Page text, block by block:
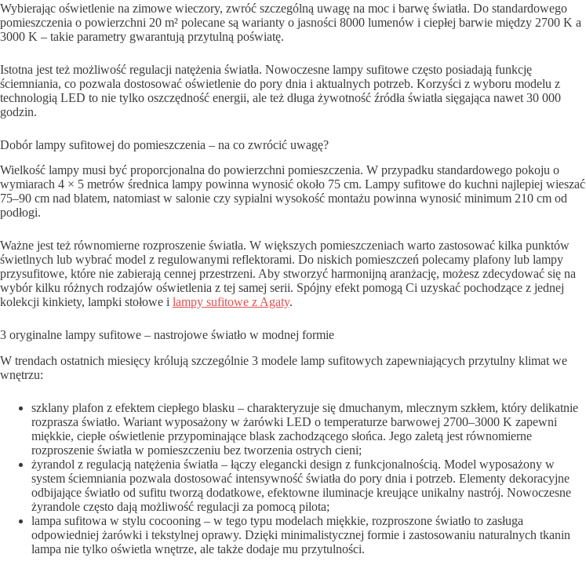
Wybierając oświetlenie na zimowe wieczory, zwróć szczególną uwagę na moc i barwę światła. Do standardowego
pomieszczenia o powierzchni 20 m² polecane są warianty o jasności 8000 lumenów i ciepłej barwie między 2700 K a
3000 K – takie parametry gwarantują przytulną poświatę.
Istotna jest też możliwość regulacji natężenia światła. Nowoczesne lampy sufitowe często posiadają funkcję
ściemniania, co pozwala dostosować oświetlenie do pory dnia i aktualnych potrzeb. Korzyści z wyboru modelu z
technologią LED to nie tylko oszczędność energii, ale też długa żywotność źródła światła sięgająca nawet 30 000
godzin.
Dobór lampy sufitowej do pomieszczenia – na co zwrócić uwagę?
Wielkość lampy musi być proporcjonalna do powierzchni pomieszczenia. W przypadku standardowego pokoju o
wymiarach 4 × 5 metrów średnica lampy powinna wynosić około 75 cm. Lampy sufitowe do kuchni najlepiej wieszać
75–90 cm nad blatem, natomiast w salonie czy sypialni wysokość montażu powinna wynosić minimum 210 cm od
podłogi.
Ważne jest też równomierne rozproszenie światła. W większych pomieszczeniach warto zastosować kilka punktów
świetlnych lub wybrać model z regulowanymi reflektorami. Do niskich pomieszczeń polecamy plafony lub lampy
przysufitowe, które nie zabierają cennej przestrzeni. Aby stworzyć harmonijną aranżację, możesz zdecydować się na
wybór kilku różnych rodzajów oświetlenia z tej samej serii. Spójny efekt pomogą Ci uzyskać pochodzące z jednej
kolekcji kinkiety, lampki stołowe i lampy sufitowe z Agaty.
3 oryginalne lampy sufitowe – nastrojowe światło w modnej formie
W trendach ostatnich miesięcy królują szczególnie 3 modele lamp sufitowych zapewniających przytulny klimat we
wnętrzu:
szklany plafon z efektem ciepłego blasku – charakteryzuje się dmuchanym, mlecznym szkłem, który delikatnie
rozprasza światło. Wariant wyposażony w żarówki LED o temperaturze barwowej 2700–3000 K zapewni
miękkie, ciepłe oświetlenie przypominające blask zachodzącego słońca. Jego zaletą jest równomierne
rozproszenie światła w pomieszczeniu bez tworzenia ostrych cieni;
żyrandol z regulacją natężenia światła – łączy elegancki design z funkcjonalnością. Model wyposażony w
system ściemniania pozwala dostosować intensywność światła do pory dnia i potrzeb. Elementy dekoracyjne
odbijające światło od sufitu tworzą dodatkowe, efektowne iluminacje kreujące unikalny nastrój. Nowoczesne
żyrandole często dają możliwość regulacji za pomocą pilota;
lampa sufitowa w stylu cocooning – w tego typu modelach miękkie, rozproszone światło to zasługa
odpowiedniej żarówki i tekstylnej oprawy. Dzięki minimalistycznej formie i zastosowaniu naturalnych tkanin
lampa nie tylko oświetla wnętrze, ale także dodaje mu przytulności.